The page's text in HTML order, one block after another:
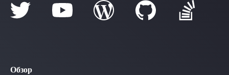
Обзор